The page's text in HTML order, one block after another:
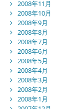
2008年11月
2008年10月
2008年9月
2008年8月
2008年7月
2008年6月
2008年5月
2008年4月
2008年3月
2008年2月
2008年1月